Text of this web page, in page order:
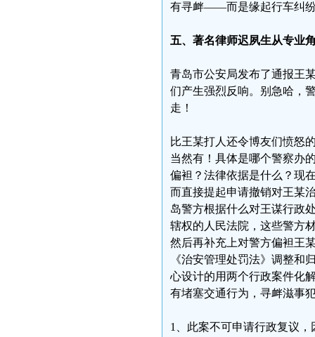
有寻衅——而是缘起行车纠
五、著名律师迟夙生从专业
青岛市公安局发布了通报王
们产生强烈反响。别急哈，
走！
比王某打人还令博友们愤怒
当然有！具体是哪个警察办
偏袒？法律依据是什么？现
而直接提起申请撤销对王某
岛警方根据什么对王谋行政
辖权的人民法院，这些警方
然后再补充上对警方偏袒王
《治安管理处罚法》调整和
心设计的用两个行政案件化
有堵塞交通行为，寻衅滋事
1、此案不可申请行政复议